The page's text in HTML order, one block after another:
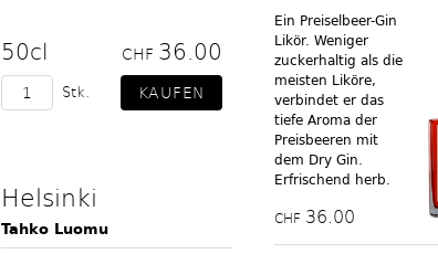
50cl CHF 36.00
Stk.
Helsinki
Tahko Luomu
Ein Preiselbeer-Gin
Likör. Weniger
zuckerhaltig als die
meisten Liköre,
verbindet er das
tiefe Aroma der
Preisbeeren mit
dem Dry Gin.
Erfrischend herb.
CHF 36.00